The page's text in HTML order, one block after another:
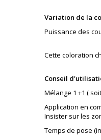
Variation de la
Puissance des
Cette coloration
Conseil
Mélange 1 +1 (
Application en
Insister sur les
Temps de pose